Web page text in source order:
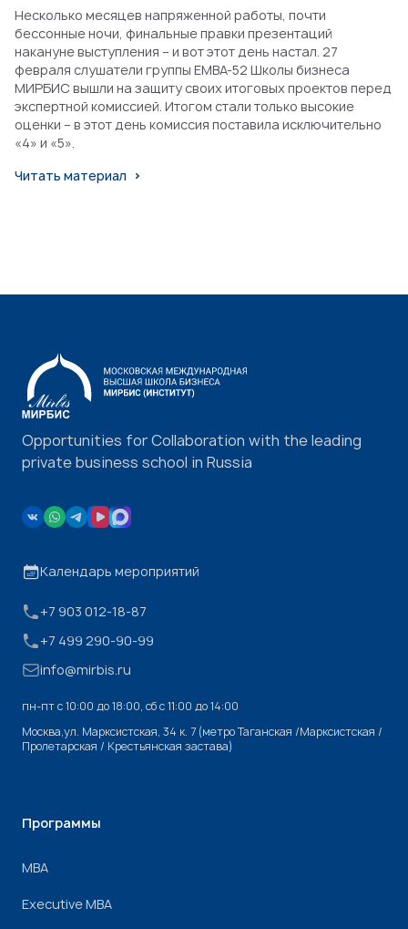
Несколько месяцев напряженной работы, почти
бессонные ночи, финальные правки презентаций
накануне выступления – и вот этот день настал. 27
февраля слушатели группы EMBA-52 Школы бизнеса
МИРБИС вышли на защиту своих итоговых проектов перед
экспертной комиссией. Итогом стали только высокие
оценки – в этот день комиссия поставила исключительно
«4» и «5».
Читать материал
Opportunities for Collaboration with the leading
private business school in Russia
Календарь мероприятий
+7 903 012-18-87
+7 499 290-90-99
info@mirbis.ru
пн-пт с 10:00 до 18:00, cб с 11:00 до 14:00
Москва,ул. Марксистская, 34 к. 7 (метро Таганская /Марксистская /
Пролетарская / Крестьянская застава)
Программы
МВА
Executive MBA